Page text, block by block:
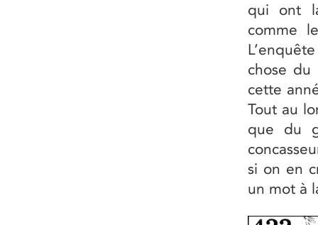
qui ont
comme
chose du
cette
Tout au
que du
si on en
un mot à